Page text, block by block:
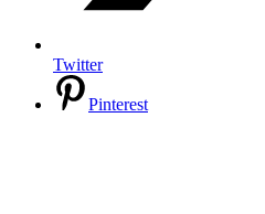
Twitter
Pinterest